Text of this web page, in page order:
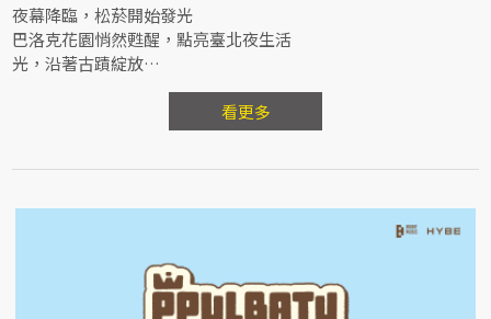
夜幕降臨，松菸開始發光
巴洛克花園悄然甦醒，點亮臺北夜生活
光，沿著古蹟綻放
走著走著，就被夜色療癒了！看更多